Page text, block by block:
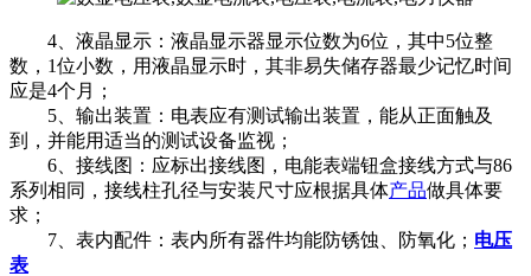
4、液晶显示：液晶显示器显示位数为6位，其中5位整
数，1位小数，用液晶显示时，其非易失储存器最少记忆时间
应是4个月；
5、输出装置：电表应有测试输出装置，能从正面触及
到，并能用适当的测试设备监视；
6、接线图：应标出接线图，电能表端钮盒接线方式与86
系列相同，接线柱孔径与安装尺寸应根据具体产品做具体要
求；
7、表内配件：表内所有器件均能防锈蚀、防氧化； 电压
表